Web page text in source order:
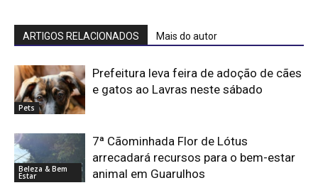
ARTIGOS RELACIONADOS Mais do autor
Pets
Prefeitura leva feira de adoção de cães
e gatos ao Lavras neste sábado
Beleza & Bem
Estar
7ª Cãominhada Flor de Lótus
arrecadará recursos para o bem-estar
animal em Guarulhos